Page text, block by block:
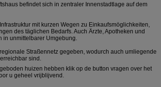
befindet sich in zentraler Innenstadtlage auf dem
mit kurzen Wegen zu Einkaufsmöglichkeiten,
des täglichen Bedarfs. Auch Ärzte, Apotheken und
unmittelbarer Umgebung.
Straßennetz gegeben, wodurch auch umliegende
sind.
huizen hebben klik op de button vragen over het
u geheel vrijblijvend.